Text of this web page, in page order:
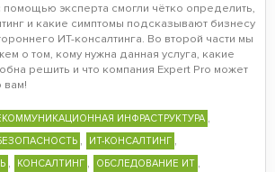
помощью эксперта смогли чётко определить,
и какие симптомы подсказывают бизнесу
ИТ-консалтинга. Во второй части мы
о том, кому нужна данная услуга, какие
решить и что компания Expert Pro может
вам!
ИНФРАСТРУКТУРА ,
, ИТ-КОНСАЛТИНГ ,
, КОНСАЛТИНГ , ОБСЛЕДОВАНИЕ ИТ ,